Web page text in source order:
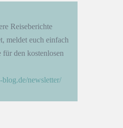
Reiseberichte
meldet euch einfach
den kostenlosen
newsletter/